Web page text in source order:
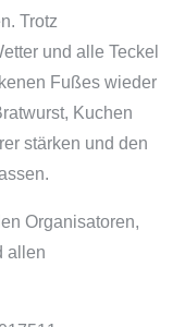
Trotz
und alle Teckel
Fußes wieder
Kuchen
stärken und den
Organisatoren,
allen